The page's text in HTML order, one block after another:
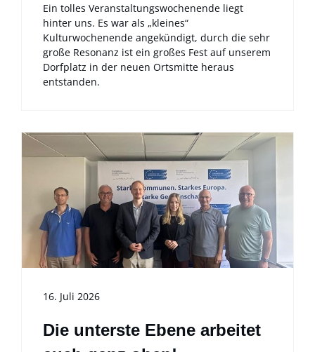
Ein tolles Veranstaltungswochenende liegt
hinter uns. Es war als „kleines“
Kulturwochenende angekündigt, durch die sehr
große Resonanz ist ein großes Fest auf unserem
Dorfplatz in der neuen Ortsmitte heraus
entstanden.
16. Juli 2026
Die unterste Ebene arbeitet